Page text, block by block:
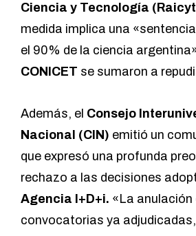
Ciencia y Tecnología
medida implica una
el 90% de la ciencia
CONICET se sumaron a
Además, el Consejo
Nacional (CIN) emitió un
que expresó una profunda
rechazo a las decisiones
Agencia I+D+i. «La anulación
convocatorias ya